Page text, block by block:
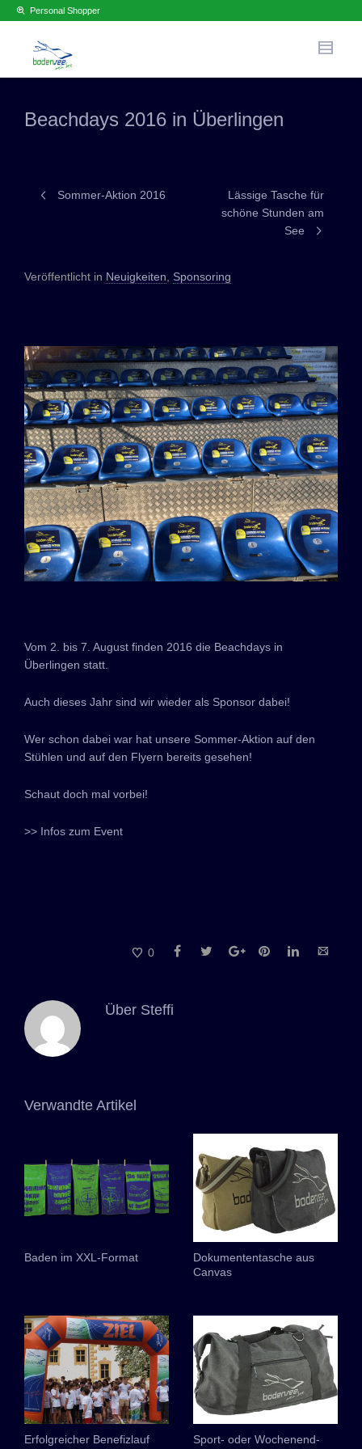
Personal Shopper
Beachdays 2016 in Überlingen
Sommer-Aktion 2016
Lässige Tasche für
schöne Stunden am
See
Veröffentlicht in Neuigkeiten Sponsoring
Vom 2. bis 7. August finden 2016 die Beachdays in
Überlingen statt.
Auch dieses Jahr sind wir wieder als Sponsor dabei!
Wer schon dabei war hat unsere Sommer-Aktion auf den
Stühlen und auf den Flyern bereits gesehen!
Schaut doch mal vorbei!
>> Infos zum Event
0
Über Steffi
Verwandte Artikel
Baden im XXL-Format
Dokumententasche aus
Canvas
Erfolgreicher Benefizlauf
Sport- oder Wochenend-